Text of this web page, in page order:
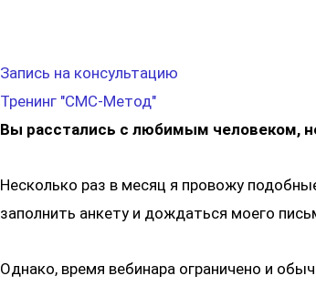
Запись на консультацию
Тренинг "СМС-Метод"
Вы расстались с любимым человеком,
Несколько раз в месяц я провожу
заполнить анкету и дождаться моего
Однако, время вебинара ограничено и